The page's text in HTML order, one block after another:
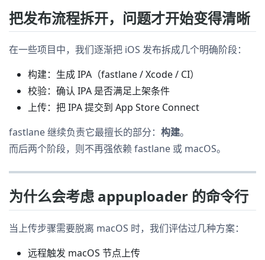
把发布流程拆开，问题才开始变得清晰
在一些项目中，我们逐渐把 iOS 发布拆成几个明确阶段：
构建：生成 IPA（fastlane / Xcode / CI）
校验：确认 IPA 是否满足上架条件
上传：把 IPA 提交到 App Store Connect
fastlane 继续负责它最擅长的部分： 构建。
而后两个阶段，则不再强依赖 fastlane 或 macOS。
为什么会考虑 appuploader 的命令行
当上传步骤需要脱离 macOS 时，我们评估过几种方案：
远程触发 macOS 节点上传